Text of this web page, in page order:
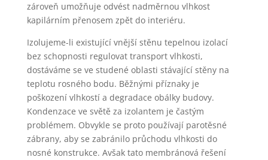
zároveň umožňuje odvést nadměrnou vlhkost
kapilárním přenosem zpět do interiéru.
Izolujeme-li existující vnější stěnu tepelnou izolací
bez schopnosti regulovat transport vlhkosti,
dostáváme se ve studené oblasti stávající stěny na
teplotu rosného bodu. Běžnými příznaky je
poškození vlhkostí a degradace obálky budovy.
Kondenzace ve světě za izolantem je častým
problémem. Obvykle se proto používají parotěsné
zábrany, aby se zabránilo průchodu vlhkosti do
nosné konstrukce. Avšak tato membránová řešení